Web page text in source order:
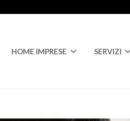
HOME IMPRESE SERVIZI